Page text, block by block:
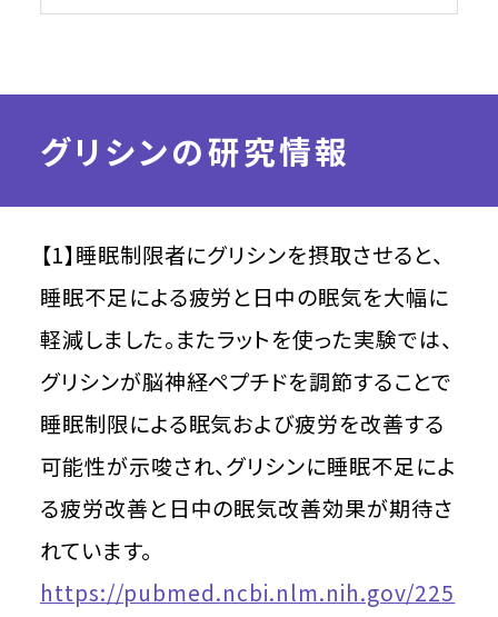
グリシンの研究情報
【1】睡眠制限者にグリシンを摂取させると、
睡眠不足による疲労と日中の眠気を大幅に
軽減しました。またラットを使った実験では、
グリシンが脳神経ペプチドを調節することで
睡眠制限による眠気および疲労を改善する
可能性が示唆され、グリシンに睡眠不足によ
る疲労改善と日中の眠気改善効果が期待さ
れています。
https://pubmed.ncbi.nlm.nih.gov/225